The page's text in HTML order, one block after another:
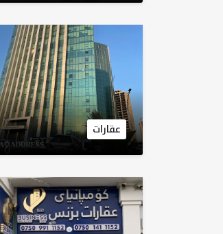
عقارات